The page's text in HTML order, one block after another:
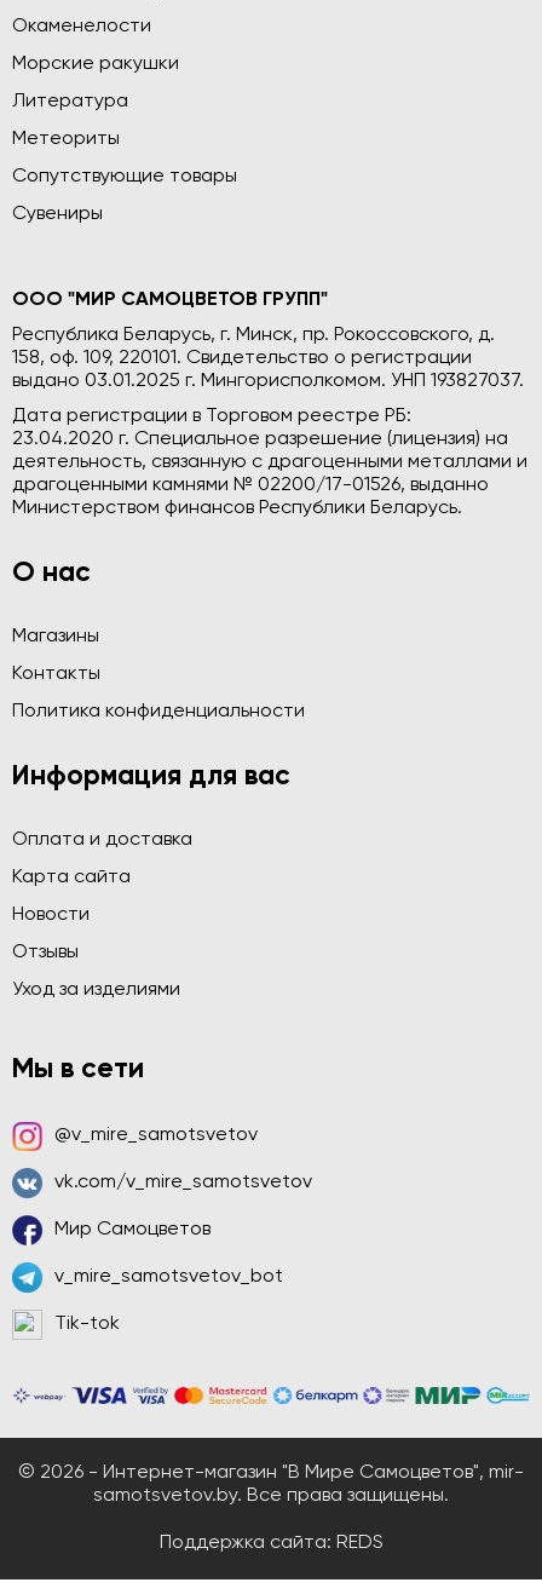
Окаменелости
Морские ракушки
Литература
Метеориты
Сопутствующие товары
Сувениры
ООО "МИР САМОЦВЕТОВ ГРУПП"
Республика Беларусь, г. Минск, пр. Рокоссовского, д.
158, оф. 109, 220101. Свидетельство о регистрации
выдано 03.01.2025 г. Мингорисполкомом. УНП 193827037.
Дата регистрации в Торговом реестре РБ:
23.04.2020 г. Специальное разрешение (лицензия) на
деятельность, связанную с драгоценными металлами и
драгоценными камнями № 02200/17-01526, выданно
Министерством финансов Республики Беларусь.
О нас
Магазины
Контакты
Политика конфиденциальности
Информация для вас
Оплата и доставка
Карта сайта
Новости
Отзывы
Уход за изделиями
Мы в сети
@v_mire_samotsvetov
vk.com/v_mire_samotsvetov
Мир Самоцветов
v_mire_samotsvetov_bot
Tik-tok
© 2026 - Интернет-магазин "В Мире Самоцветов", mir-
samotsvetov.by. Все права защищены.
Поддержка сайта: REDS